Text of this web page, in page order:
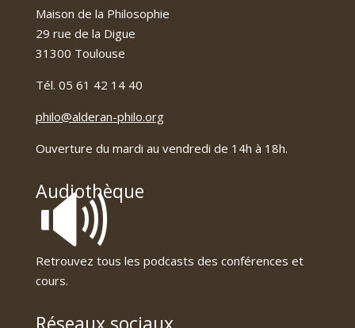
Maison de la Philosophie
29 rue de la Digue
31300 Toulouse
Tél. 05 61 42 14 40
philo@alderan-philo.org
Ouverture du mardi au vendredi de 14h à 18h.
Audiothèque
🔊
Retrouvez tous les podcasts des conférences et
cours.